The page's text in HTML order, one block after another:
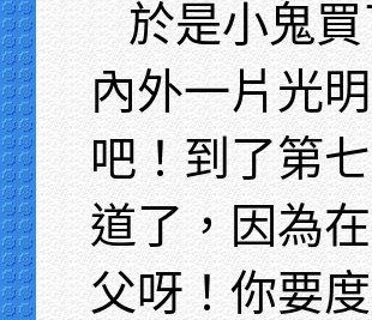
於是小鬼
內外一片光
吧！到了第
道了，因為
父呀！你要